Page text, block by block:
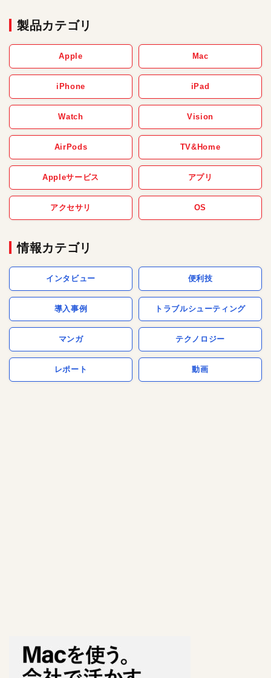
製品カテゴリ
Apple Mac
iPhone iPad
Watch Vision
AirPods TV&Home
Appleサービス アプリ
アクセサリ OS
情報カテゴリ
インタビュー 便利技
導入事例 トラブルシューティング
マンガ テクノロジー
レポート 動画